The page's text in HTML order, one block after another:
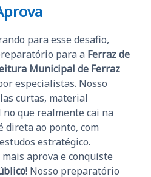
para esse desafio,
para a Ferraz de
Municipal de Ferraz
especialistas. Nosso
curtas, material
que realmente cai na
direta ao ponto, com
estratégico.
aprova e conquiste
! Nosso preparatório